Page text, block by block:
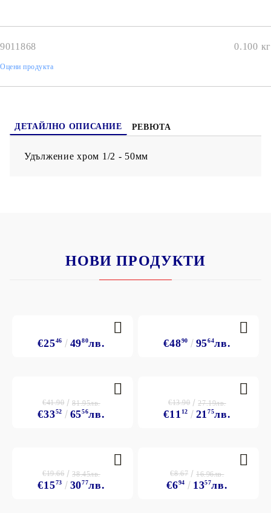
9011868 0.100 кг
Оцени продукта
ДЕТАЙЛНО ОПИСАНИЕ РЕВЮТА
Удължение хром 1/2 - 50мм
НОВИ ПРОДУКТИ
€2546 4980лв. €4890 9564лв.
€3352 6556лв.
€41.90 81.95лв.
€11 12 2175лв.
€13.90 27.19лв.
€1573 3077лв.
€19.66 38.45лв.
€694 1357лв.
€8.67 16.96лв.